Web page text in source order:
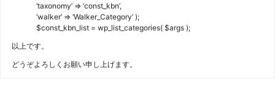
‘taxonomy’ => ‘const_kbn’,
‘walker’ => ‘Walker_Category’ );
$const_kbn_list = wp_list_categories( $args );
以上です。
どうぞよろしくお願い申し上げます。